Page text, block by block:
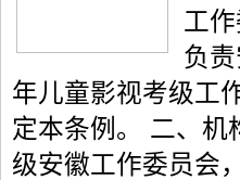
工
负
年儿童影视考级工
定本条例。 二、机
级安徽工作委员会